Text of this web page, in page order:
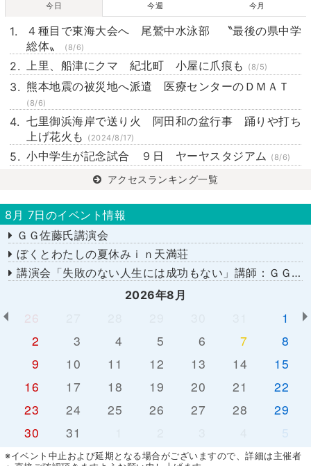
今日 今週 今月
４種目で東海大会へ 尾鷲中水泳部 〝最後の県中学
総体〟
(8/6)
上里、船津にクマ 紀北町 小屋に爪痕も (8/5)
熊本地震の被災地へ派遣 医療センターのＤＭＡＴ
(8/6)
七里御浜海岸で送り火 阿田和の盆行事 踊りや打ち
上げ花火も
(2024/8/17)
小中学生が記念試合 ９日 ヤーヤスタジアム (8/6)
アクセスランキング一覧
8月 7日のイベント情報
ＧＧ佐藤氏講演会
ぼくとわたしの夏休みｉｎ天満荘
講演会「失敗のない人生には成功もない」講師：ＧＧ佐藤さん
2026年8月
26
1
2
3 4 5 6 7
8
9
10 11 12 13 14
15
16
17 18 19 20 21
22
23
24 25 26 27 28
29
30
31 5
※イベント中止および延期となる場合がございますので、詳細は主催者